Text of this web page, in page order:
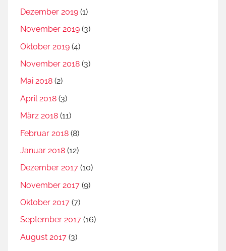
Dezember 2019 (1)
November 2019 (3)
Oktober 2019 (4)
November 2018 (3)
Mai 2018 (2)
April 2018 (3)
März 2018 (11)
Februar 2018 (8)
Januar 2018 (12)
Dezember 2017 (10)
November 2017 (9)
Oktober 2017 (7)
September 2017 (16)
August 2017 (3)